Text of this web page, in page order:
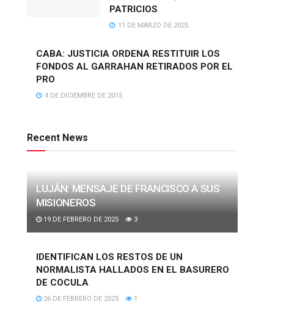
PATRICIOS
11 DE MARZO DE 2025
CABA: JUSTICIA ORDENA RESTITUIR LOS
FONDOS AL GARRAHAN RETIRADOS POR EL
PRO
4 DE DICIEMBRE DE 2015
Recent News
LUJÁN: MENSAJE DE FRANCISCO A SUS
MISIONEROS
19 DE FEBRERO DE 2025 3
IDENTIFICAN LOS RESTOS DE UN
NORMALISTA HALLADOS EN EL BASURERO
DE COCULA
26 DE FEBRERO DE 2025 1